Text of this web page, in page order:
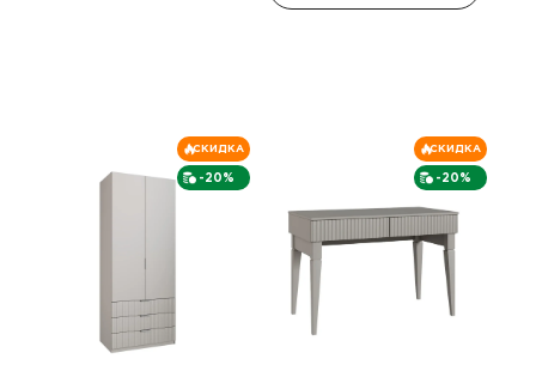
-20%
СКИДКА
-20%
СКИДКА